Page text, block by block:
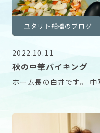
ユタリト船橋のブログ
2022.10.11
秋の中華バイキング
ホーム長の白井です。